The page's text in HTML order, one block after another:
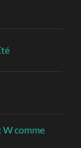
W comme